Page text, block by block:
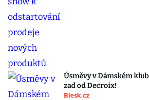
Úsměvy v Dámském
zad od Decroix!
Blesk.cz